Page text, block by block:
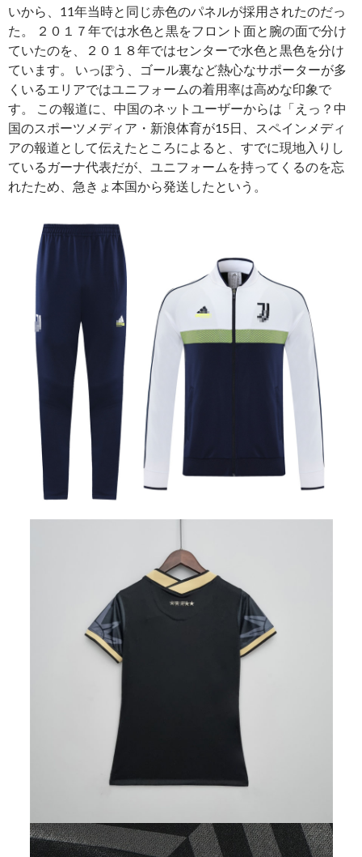
いから、11年当時と同じ赤色のパネルが採用されたのだっ
た。 ２０１７年では水色と黒をフロント面と腕の面で分け
ていたのを、２０１８年ではセンターで水色と黒色を分け
ています。 いっぽう、ゴール裏など熱心なサポーターが多
くいるエリアではユニフォームの着用率は高めな印象で
す。 この報道に、中国のネットユーザーからは「えっ？中
国のスポーツメディア・新浪体育が15日、スペインメディ
アの報道として伝えたところによると、すでに現地入りし
ているガーナ代表だが、ユニフォームを持ってくるのを忘
れたため、急きょ本国から発送したという。